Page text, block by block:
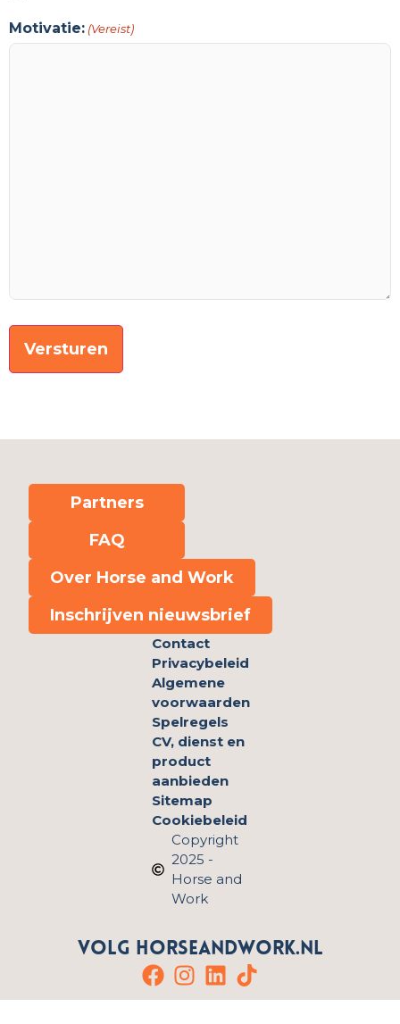
Motivatie: (Vereist)
Partners
FAQ
Over Horse and Work
Inschrijven nieuwsbrief
Contact
Privacybeleid
Algemene
voorwaarden
Spelregels
CV, dienst en
product
aanbieden
Sitemap
Cookiebeleid
Copyright
2025 -
Horse and
Work
Volg HorseandWork.nl